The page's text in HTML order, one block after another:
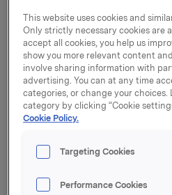
· Økte marginer
· Forbedret
· Fortsatt økning i
Underliggende EBIT for Sapa
samme kvartal året før og ble
marginer og kontinuerlige
salgsvolumer, hovedsakelig i
markedsetterspørselen med
This website uses cookies and
Only strictly necessary cookies are
accept all cookies, you help us
show you more relevant content
involve sharing information with
advertising. You can at any time
categories, or change your choices.
category by clicking “Cookie
Cookie Policy.
Targeting Cookies
Performance Cookies